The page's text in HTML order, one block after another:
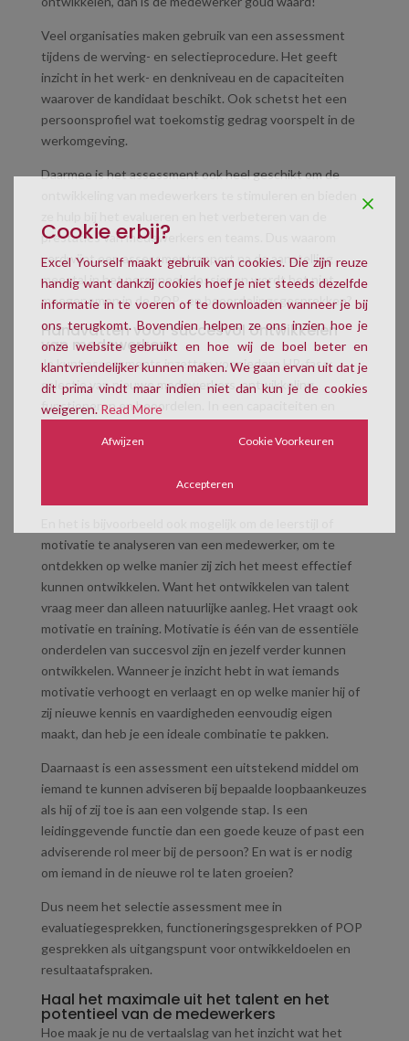
Veel organisaties maken gebruik van een assessment
tijdens de werving- en selectieprocedure. Het geeft
inzicht in het werk- en denkniveau en de capaciteiten
waarover de kandidaat beschikt. Ook schetst het een
persoonsprofiel wat toekomstig gedrag voorspelt in de
werkomgeving.
Daarmee is het assessment ook heel geschikt om de
prestaties van medewerkers en teams. Dus waarom
verdwijnt een assessmentrapport na de aanstelling
meestal in het personeelsdossier en wordt het niet
meegenomen in de POP- en beoordelingsgesprekken?
Handvatten voor succesvol ontwikkelen
van medewerkers
Je kunt assessments inzetten voor iedere HR-fase:
selectie van nieuwe medewerkers, ontwikkeling,
functioneren en beoordelen. In een capaciteiten en
van zowel sterke als de zwakkere competenties in kaart
niet dat iemand het niet kan ontwikkelen.
motivatie te analyseren van een medewerker, om te
ontdekken op welke manier zij zich het meest effectief
kunnen ontwikkelen. Want het ontwikkelen van talent
vraag meer dan alleen natuurlijke aanleg. Het vraagt ook
motivatie en training. Motivatie is één van de essentiële
onderdelen van succesvol zijn en jezelf verder kunnen
ontwikkelen. Wanneer je inzicht hebt in wat iemands
motivatie verhoogt en verlaagt en op welke manier hij of
zij nieuwe kennis en vaardigheden eenvoudig eigen
maakt, dan heb je een ideale combinatie te pakken.
Daarnaast is een assessment een uitstekend middel om
iemand te kunnen adviseren bij bepaalde loopbaankeuzes
als hij of zij toe is aan een volgende stap. Is een
leidinggevende functie dan een goede keuze of past een
adviserende rol meer bij de persoon? En wat is er nodig
om iemand in de nieuwe rol te laten groeien?
Dus neem het selectie assessment mee in
evaluatiegesprekken, functioneringsgesprekken of POP
gesprekken als uitgangspunt voor ontwikkeldoelen en
resultaatafspraken.
Haal het maximale uit het talent en het
potentieel van de medewerkers
Hoe maak je nu de vertaalslag van het inzicht wat het
Cookie erbij?
Excel Yourself maakt gebruik van cookies. Die zijn reuze
handig want dankzij cookies hoef je niet steeds dezelfde
informatie in te voeren of te downloaden wanneer je bij
ons terugkomt. Bovendien helpen ze ons inzien hoe je
onze website gebruikt en hoe wij de boel beter en
klantvriendelijker kunnen maken. We gaan ervan uit dat je
dit prima vindt maar indien niet dan kun je de cookies
weigeren. Read More
Afwijzen Cookie Voorkeuren
Accepteren